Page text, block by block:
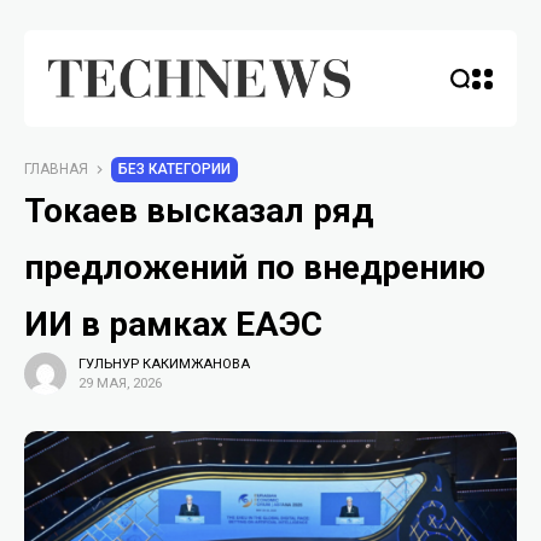
ГЛАВНАЯ БЕЗ КАТЕГОРИИ
Токаев высказал ряд
предложений по внедрению
ИИ в рамках ЕАЭС
ГУЛЬНУР КАКИМЖАНОВА
29 МАЯ, 2026